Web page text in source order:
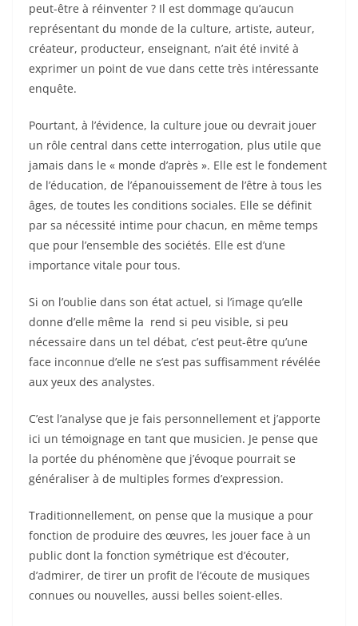
peut-être à réinventer ? Il est dommage qu’aucun
représentant du monde de la culture, artiste, auteur,
créateur, producteur, enseignant, n’ait été invité à
exprimer un point de vue dans cette très intéressante
enquête.
Pourtant, à l’évidence, la culture joue ou devrait jouer
un rôle central dans cette interrogation, plus utile que
jamais dans le « monde d’après ». Elle est le fondement
de l’éducation, de l’épanouissement de l’être à tous les
âges, de toutes les conditions sociales. Elle se définit
par sa nécessité intime pour chacun, en même temps
que pour l’ensemble des sociétés. Elle est d’une
importance vitale pour tous.
Si on l’oublie dans son état actuel, si l’image qu’elle
donne d’elle même la rend si peu visible, si peu
nécessaire dans un tel débat, c’est peut-être qu’une
face inconnue d’elle ne s’est pas suffisamment révélée
aux yeux des analystes.
C’est l’analyse que je fais personnellement et j’apporte
ici un témoignage en tant que musicien. Je pense que
la portée du phénomène que j’évoque pourrait se
généraliser à de multiples formes d’expression.
Traditionnellement, on pense que la musique a pour
fonction de produire des œuvres, les jouer face à un
public dont la fonction symétrique est d’écouter,
d’admirer, de tirer un profit de l’écoute de musiques
connues ou nouvelles, aussi belles soient-elles.